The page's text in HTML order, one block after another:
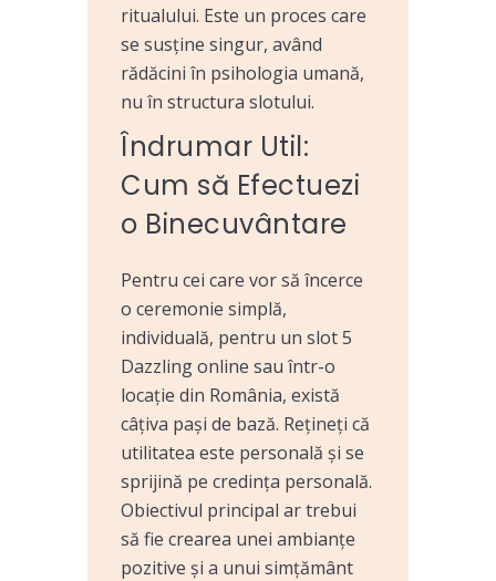
ritualului. Este un proces care
se susține singur, având
rădăcini în psihologia umană,
nu în structura slotului.
Îndrumar Util:
Cum să Efectuezi
o Binecuvântare
Pentru cei care vor să încerce
o ceremonie simplă,
individuală, pentru un slot 5
Dazzling online sau într-o
locație din România, există
câțiva pași de bază. Rețineți că
utilitatea este personală și se
sprijină pe credința personală.
Obiectivul principal ar trebui
să fie crearea unei ambianțe
pozitive și a unui simțământ